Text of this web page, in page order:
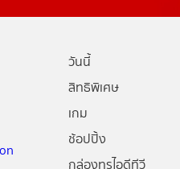
วันนี้
สิทธิพิเศษ
เกม
ช้อปปิ้ง
กล่องทรูไอดีทีวี